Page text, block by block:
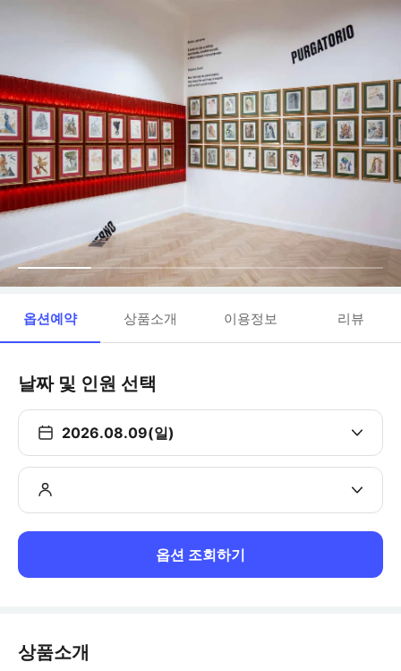
옵션예약 상품소개 이용정보 리뷰
날짜 및 인원 선택
2026.08.09(일)
옵션 조회하기
상품소개